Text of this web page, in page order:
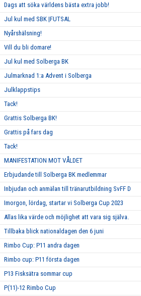
Dags att söka världens bästa extra jobb!
Jul kul med SBK |FUTSAL
Nyårshälsning!
Vill du bli domare!
Jul kul med Solberga BK
Julmarknad 1:a Advent i Solberga
Julklappstips
Tack!
Grattis Solberga BK!
Grattis på fars dag
Tack!
MANIFESTATION MOT VÅLDET
Erbjudande till Solberga BK medlemmar
Inbjudan och anmälan till tränarutbildning SvFF D
Imorgon, lördag, startar vi Solberga Cup 2023
Allas lika värde och möjlighet att vara sig själva.
Tillbaka blick nationaldagen den 6 juni
Rimbo Cup: P11 andra dagen
Rimbo cup: P11 första dagen
P13 Fisksätra sommar cup
P(11)-12 Rimbo Cup